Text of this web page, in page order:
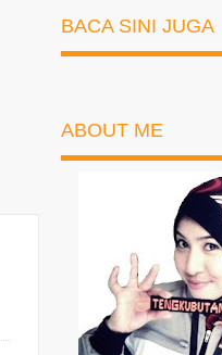
BACA SINI JUGA
ABOUT ME